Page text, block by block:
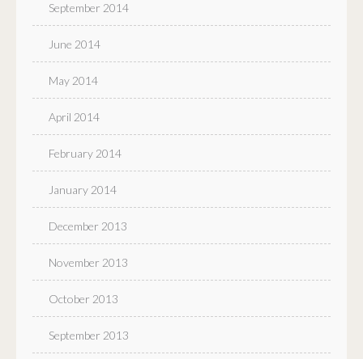
September 2014
June 2014
May 2014
April 2014
February 2014
January 2014
December 2013
November 2013
October 2013
September 2013